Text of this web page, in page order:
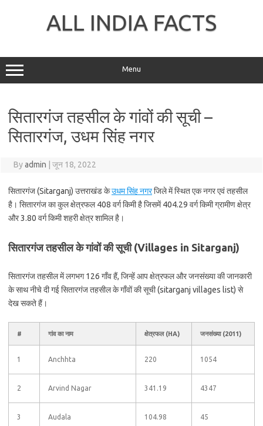
ALL INDIA FACTS
Menu
सितारगंज तहसील के गांवों की सूची –
सितारगंज, उधम सिंह नगर
Byadmin जून 18, 2022
सितारगंज (Sitarganj) उत्तराखंड केउधम सिंह नगरजिले में स्थित एक नगर एवं तहसील
है। सितारगंज का कुल क्षेत्रफल 408 वर्ग किमी है जिसमें 404.29 वर्ग किमी ग्रामीण क्षेत्र
और 3.80 वर्ग किमी शहरी क्षेत्र शामिल है।
सितारगंज तहसील के गांवों की सूची (Villages in Sitarganj)
सितारगंज तहसील में लगभग 126 गाँव हैं, जिन्हें आप क्षेत्रफल और जनसंख्या की जानकारी
के साथ नीचे दी गई सितारगंज तहसील के गाँवों की सूची (sitarganj villages list) से
देख सकते हैं।
# गांव का नाम क्षेत्रफल (HA) जनसंख्या (2011)
1 Anchhta 220 1054
2 Arvind Nagar 341.19 4347
3 Audala 104.98 45